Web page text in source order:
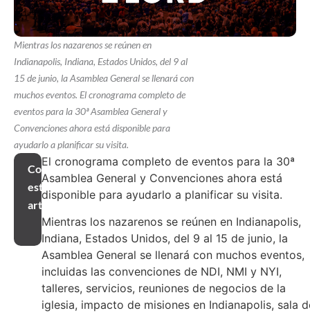
Mientras los nazarenos se reúnen en
Indianapolis, Indiana, Estados Unidos, del 9 al
15 de junio, la Asamblea General se llenará con
muchos eventos. El cronograma completo de
eventos para la 30ª Asamblea General y
Convenciones ahora está disponible para
ayudarlo a planificar su visita.
Compartir
este
artículo
El cronograma completo de eventos para la 30ª
Asamblea General y Convenciones ahora está
disponible para ayudarlo a planificar su visita.
Mientras los nazarenos se reúnen en Indianapolis,
Indiana, Estados Unidos, del 9 al 15 de junio, la
Asamblea General se llenará con muchos eventos,
incluidas las convenciones de NDI, NMI y NYI,
talleres, servicios, reuniones de negocios de la
iglesia, impacto de misiones en Indianapolis, sala